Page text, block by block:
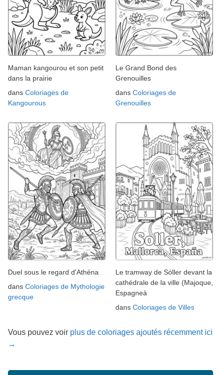
Maman kangourou et son petit
dans la prairie
dans Coloriages de
Kangourous
Le Grand Bond des
Grenouilles
dans Coloriages de
Grenouilles
Duel sous le regard d'Athéna
dans Coloriages de Mythologie
grecque
Le tramway de Sóller devant la
cathédrale de la ville (Majoque,
Espagneà
dans Coloriages de Villes
Vous pouvez voir plus de coloriages ajoutés récemment ici
→